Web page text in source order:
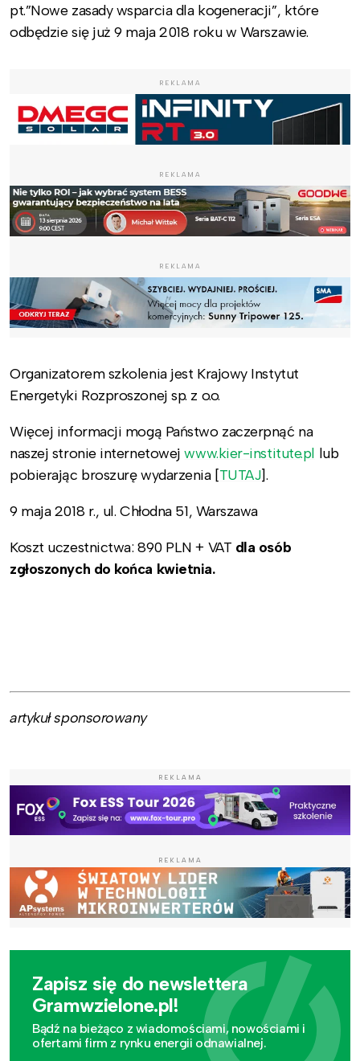
pt.”Nowe zasady wsparcia dla kogeneracji”, które
odbędzie się już 9 maja 2018 roku w Warszawie.
REKLAMA
REKLAMA
REKLAMA
Organizatorem szkolenia jest Krajowy Instytut
Energetyki Rozproszonej sp. z o.o.
Więcej informacji mogą Państwo zaczerpnąć na
naszej stronie internetowejwww.kier-institute.pl lub
pobierając broszurę wydarzenia [TUTAJ].
9 maja 2018 r., ul. Chłodna 51, Warszawa
Koszt uczestnictwa: 890 PLN + VAT dla osób
zgłoszonych do końca kwietnia.
artykuł sponsorowany
REKLAMA
REKLAMA
Zapisz się do newslettera
Gramwzielone.pl!
Bądź na bieżąco z wiadomościami, nowościami i
ofertami firm z rynku energii odnawialnej.